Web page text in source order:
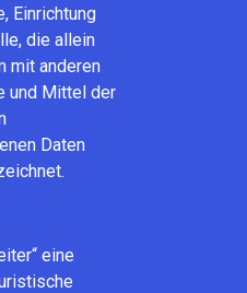
Einrichtung
die allein
mit anderen
und Mittel der
Daten
eine